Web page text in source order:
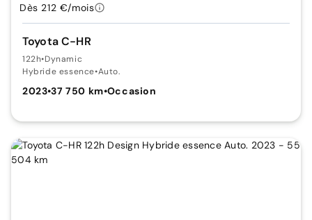
Toyota C-HR
122h•Dynamic
Hybride essence•Auto.
2023•37 750 km•Occasion
Dès 212 €/mois